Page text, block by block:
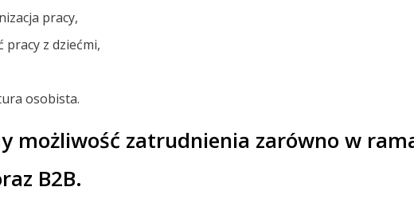
pracy,
pracy z dziećmi,
osobista.
możliwość zatrudnienia zarówno w
B2B.